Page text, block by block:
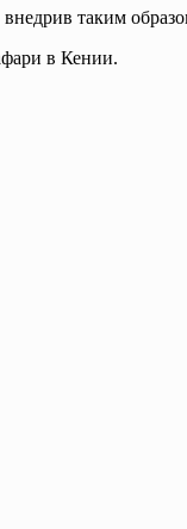
таким
в Кении.